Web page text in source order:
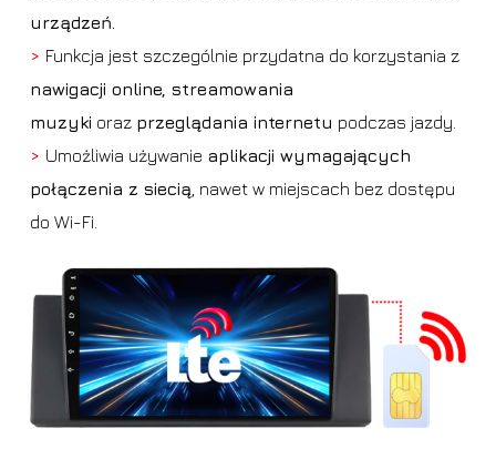
urządzeń.
> Funkcja jest szczególnie przydatna do korzystania z
nawigacji online, streamowania
muzyki oraz przeglądania internetu podczas jazdy.
> Umożliwia używanie aplikacji wymagających
połączenia z siecią , nawet w miejscach bez dostępu
do Wi-Fi.